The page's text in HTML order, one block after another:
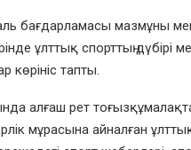
бағдарламасы мазмұны
ұлттық спорттың дүбірі мен
көрініс тапты.
алғаш рет
мұрасына айналған